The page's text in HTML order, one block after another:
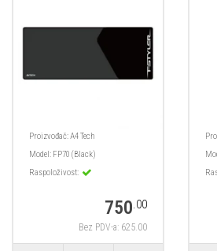
Proizvođač:A4 Tech
Model: FP70 (Black)
Raspoloživost:
750.00
Bez PDV-a: 625.00